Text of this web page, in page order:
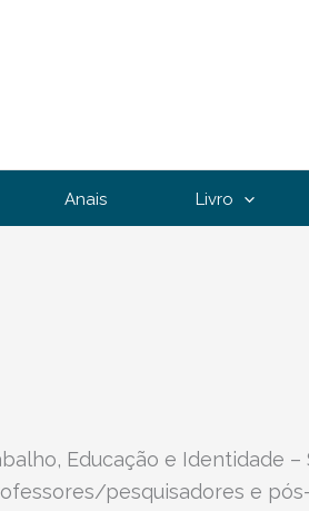
Anais Livro
Educação e Identidade
pesquisadores e